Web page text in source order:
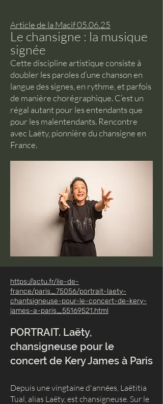
Article de la Macif 05.06.25
Le chansigne : la musique
signée
Cette discipline artistique consiste à
doubler les paroles d’une chanson en
langue des signes, en rythme, et parfois
de manière chorégraphique. C’est un
régal autant pour les entendants que
pour les malentendants. Rencontre
avec Laëty, pionnière du chansigne en
France.
https://actu.fr/ile-de-
france/paris_75056/portrait-laety-
chantsigneuse-pour-le-concert-de-kery-
james-a-paris_55169521.html
PORTRAIT. Laëty,
chansigneuse pour le
concert de Kery James à Paris
Depuis une vingtaine d'années, Laëtitia
Tual, alias Laëty, est chansigneuse. Sur le